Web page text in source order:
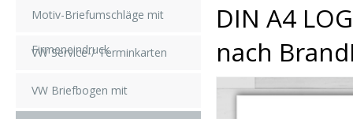
Motiv-Briefumschläge mit
Firmeneindruck
VW Service-/ Terminkarten
VW Briefbogen mit
DIN A4
nach